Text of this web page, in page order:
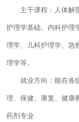
主干课程：人体解
护理学基础、内科护理
理学、儿科护理学、急
理学等。
就业方向：能在各
理、保健、康复、健康
药剂专业